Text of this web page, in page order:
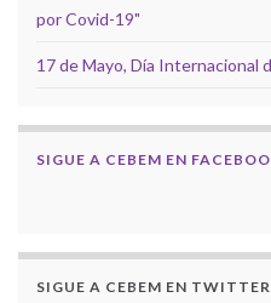
por Covid-19"
17 de Mayo, Día Internacional
SIGUE A CEBEM EN
SIGUE A CEBEM EN TWITTER